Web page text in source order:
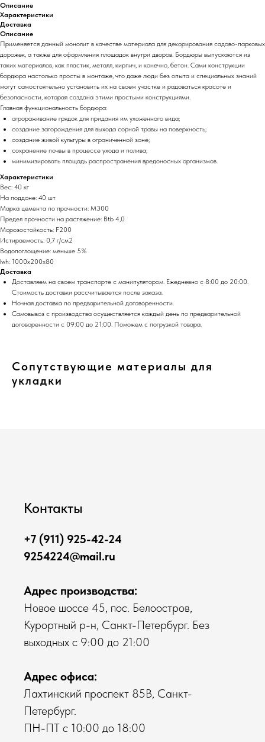
Описание
Характеристики
Доставка
Описание
Применяется данный монолит в качестве материала для декорирования садово-парковых
дорожек, а также для оформления площадок внутри дворов. Бордюры выпускаются из
таких материалов, как пластик, металл, кирпич, и конечно, бетон. Сами конструкции
бордюра настолько просты в монтаже, что даже люди без опыта и специальных знаний
могут самостоятельно установить их на своем участке и радоваться красоте и
безопасности, которая создана этими простыми конструкциями.
Главная функциональность бордюра:
огрораживание грядок для придания им ухоженного вида;
создание загорождения для выхода сорной травы на поверхность;
создание живой культуры в ограниченной зоне;
сохранение почвы в процессе ухода и полива;
минимизировать площадь распространения вредоносных организмов.
Характеристики
Вес: 40 кг
На поддоне: 40 шт
Марка цемента по прочности: М300
Предел прочности на растяжение: Btb 4,0
Морозостойкость: F200
Истираемость: 0,7 г/cм2
Водопоглощение: меньше 5%
lwh: 1000x200x80
Доставка
Доставляем на своем транспорте с манипулятором. Ежедневно с 8:00 до 20:00.
Стоимость доставки рассчитывается после заказа.
Ночная доставка по предварительной договоренности.
Самовывоз с производства осуществляется каждый день по предварительной
договоренности с 09:00 до 21:00. Поможем с погрузкой товара.
Сопутствующие материалы для
укладки
Контакты
+7 (911) 925-42-24
9254224@mail.ru
Адрес производства:
Новое шоссе 45, пос. Белоостров,
Курортный р-н, Санкт-Петербург. Без
выходных с 9:00 до 21:00
Адрес офиса:
Лахтинский проспект 85В, Санкт-
Петербург.
ПН-ПТ с 10:00 до 18:00